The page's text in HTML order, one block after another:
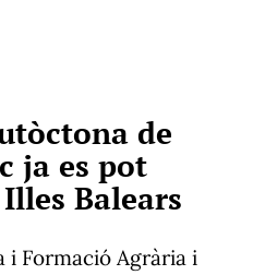
de
ja es pot
Balears
i Formació Agrària i